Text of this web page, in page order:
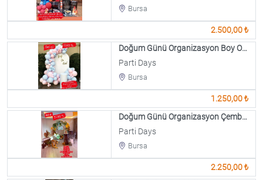
Bursa
2.500,00 ₺
Doğum Günü Organizasyon Boy Or Girl
Parti Days
Bursa
1.250,00 ₺
Doğum Günü Organizasyon Çember Tag
Parti Days
Bursa
2.250,00 ₺